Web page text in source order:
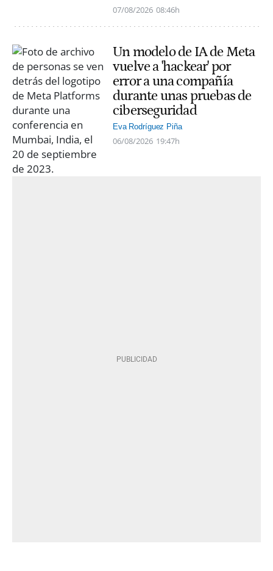
07/08/2026 08:46h
Un modelo de IA de Meta
vuelve a 'hackear' por
error a una compañía
durante unas pruebas de
ciberseguridad
Eva Rodríguez Piña
06/08/2026 19:47h